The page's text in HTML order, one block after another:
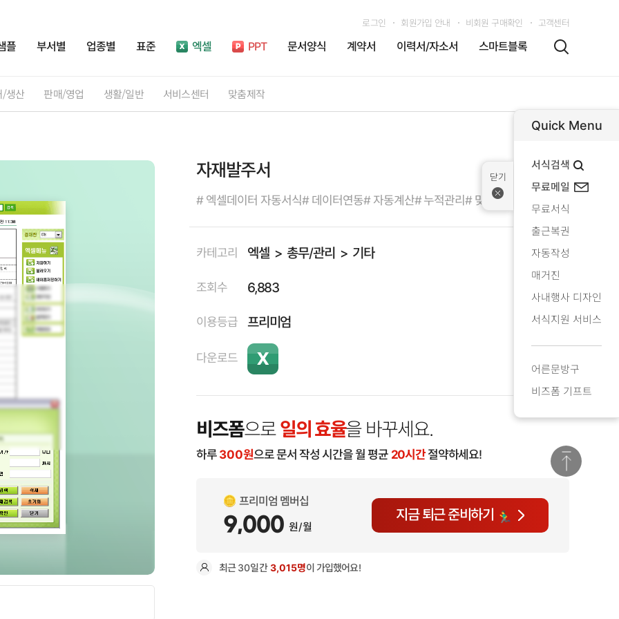
플 부서별 업종별 표준 엑셀 PPT 문서양식 계약서 이력서/자소서 스마트블록
로그인 회원가입 안내 비회원 구매확인 고객센터
/생산 판매/영업 생활/일반 서비스센터 맞춤제작
자재발주서
# 엑셀데이터 자동서식# 데이터연동# 자동계산# 누적관리# 맞춤형출력
카테고리 엑셀 총무/관리 기타
조회수 6,883
이용등급 프리미엄
다운로드
비즈폼으로일의 효율을 바꾸세요.
하루 300원으로 문서 작성 시간을 월 평균 20시간절약하세요!
프리미엄 멤버십
9,000 원/월
지금 퇴근 준비하기
최근30일간3,015명이 가입했어요!
Quick Menu
서식검색
무료메일
무료서식
출근복권
자동작성
매거진
사내행사 디자인
서식지원 서비스
어른문방구
비즈폼 기프트